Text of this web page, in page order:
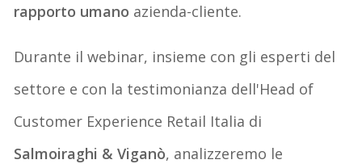
rapporto umano azienda-cliente.
Durante il webinar, insieme con gli esperti del
settore e con la testimonianza dell'Head of
Customer Experience Retail Italia di
Salmoiraghi & Viganò, analizzeremo le